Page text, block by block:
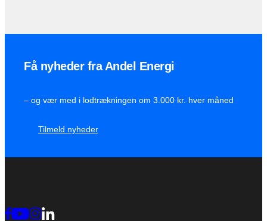
Få nyheder fra Andel Energi
– og vær med i lodtrækningen om 3.000 kr. hver måned
Tilmeld nyheder